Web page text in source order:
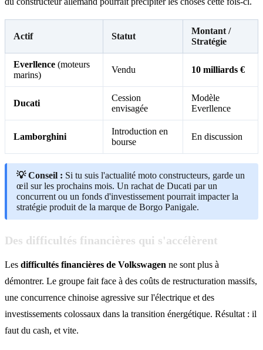
Actif Statut
Montant /
Stratégie
Everllence (moteurs
marins)
Vendu 10 milliards €
Ducati
Cession
envisagée
Modèle
Everllence
Lamborghini
Introduction en
bourse
En discussion
💡 Conseil : Si tu suis l'actualité moto constructeurs, garde un
œil sur les prochains mois. Un rachat de Ducati par un
concurrent ou un fonds d'investissement pourrait impacter la
stratégie produit de la marque de Borgo Panigale.
Des difficultés financières qui s'accélèrent
Les difficultés financières de Volkswagen ne sont plus à
démontrer. Le groupe fait face à des coûts de restructuration massifs,
une concurrence chinoise agressive sur l'électrique et des
investissements colossaux dans la transition énergétique. Résultat : il
faut du cash, et vite.